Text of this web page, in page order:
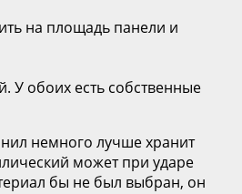
на площадь панели и
У обоих есть собственные
немного лучше хранит
может при ударе
бы не был выбран, он